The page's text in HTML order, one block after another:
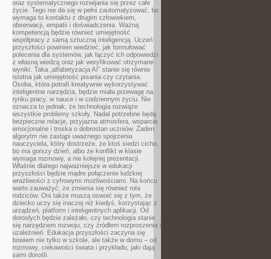
oraz systematycznego rozwijania się przez całe
życie. Tego nie da się w pełni zautomatyzować, bo
wymaga to kontaktu z drugim człowiekiem,
obserwacji, empatii i doświadczenia. Ważną
kompetencją będzie również umiejętność
współpracy z samą sztuczną inteligencją. Uczeń
przyszłości powinien wiedzieć, jak formułować
polecenia dla systemów, jak łączyć ich odpowiedzi
z własną wiedzą oraz jak weryfikować otrzymane
wyniki. Taka „alfabetyzacja AI” stanie się równie
istotna jak umiejętność pisania czy czytania.
Osoba, która potrafi kreatywnie wykorzystywać
inteligentne narzędzia, będzie miała przewagę na
rynku pracy, w nauce i w codziennym życiu. Nie
oznacza to jednak, że technologia rozwiąże
wszystkie problemy szkoły. Nadal potrzebne będą
bezpieczne relacje, przyjazna atmosfera, wsparcie
emocjonalne i troska o dobrostan uczniów. Żaden
algorytm nie zastąpi uważnego spojrzenia
nauczyciela, który dostrzeże, że ktoś siedzi cicho,
bo ma gorszy dzień, albo że konflikt w klasie
wymaga rozmowy, a nie kolejnej prezentacji.
Właśnie dlatego najważniejsze w edukacji
przyszłości będzie mądre połączenie ludzkiej
wrażliwości z cyfrowymi możliwościami. Na końcu
warto zauważyć, że zmienia się również rola
rodziców. Oni także muszą oswoić się z tym, że
dziecko uczy się inaczej niż kiedyś, korzystając z
urządzeń, platform i inteligentnych aplikacji. Od
dorosłych będzie zależało, czy technologia stanie
się narzędziem rozwoju, czy źródłem rozproszenia i
uzależnień. Edukacja przyszłości zaczyna się
bowiem nie tylko w szkole, ale także w domu – od
rozmowy, ciekawości świata i przykładu, jaki dają
sami dorośli.